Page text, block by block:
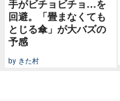
手がビチョビチョ…を
回避。「畳まなくても
とじる傘」が大バズの
予感
by きた村